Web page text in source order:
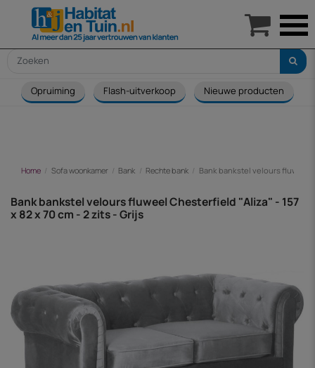
Opruiming Flash-uitverkoop Nieuwe producten
Home Sofa woonkamer Bank Rechte bank Bank bankstel velours fluweel
Bank bankstel velours fluweel Chesterfield "Aliza" - 157
x 82 x 70 cm - 2 zits - Grijs
